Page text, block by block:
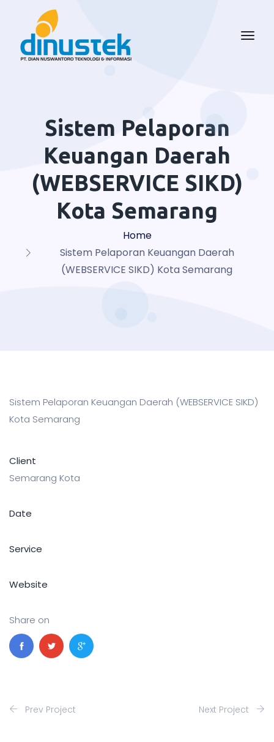
Sistem Pelaporan
Keuangan Daerah
(WEBSERVICE SIKD)
Kota Semarang
Home
Sistem Pelaporan Keuangan Daerah
(WEBSERVICE SIKD) Kota Semarang
Sistem Pelaporan Keuangan Daerah (WEBSERVICE SIKD)
Kota Semarang
Client
Semarang Kota
Date
Service
Website
Share on
Prev Project Next Project